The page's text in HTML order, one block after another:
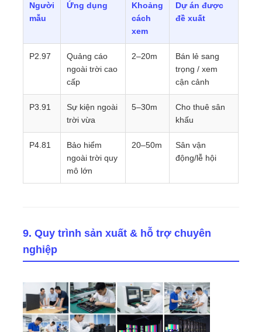
Người
mẫu
Ứng dụng
Khoảng
cách
xem
Dự án được
đề xuất
P2.97
Quảng cáo
ngoài trời cao
cấp
2–20m
Bán lẻ sang
trọng / xem
cận cảnh
P3.91
Sự kiện ngoài
trời vừa
5–30m
Cho thuê sân
khấu
P4.81
Bảo hiểm
ngoài trời quy
mô lớn
20–50m
Sân vận
động/lễ hội
9. Quy trình sản xuất & hỗ trợ chuyên
nghiệp